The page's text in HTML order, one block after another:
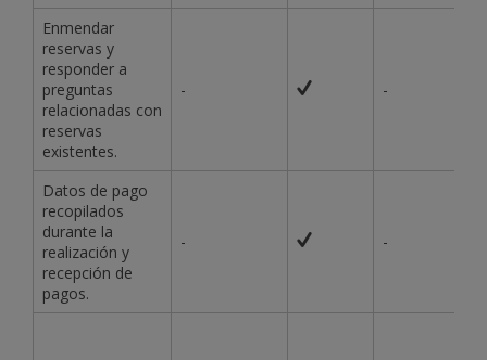
Enmendar
reservas y
responder a
preguntas
relacionadas con
reservas
existentes.
- -
Datos de pago
recopilados
durante la
realización y
recepción de
pagos.
- -